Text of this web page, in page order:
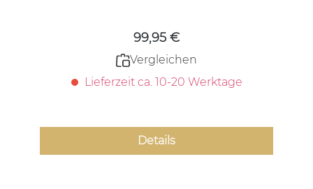
99,95 €
Vergleichen
Lieferzeit ca. 10-20 Werktage
Details